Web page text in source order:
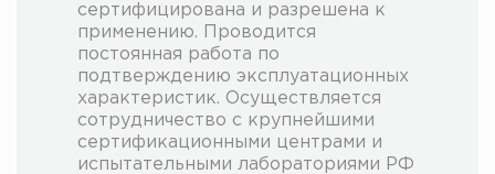
сертифицирована и разрешена к
применению. Проводится
постоянная работа по
подтверждению эксплуатационных
характеристик. Осуществляется
сотрудничество с крупнейшими
сертификационными центрами и
испытательными лабораториями РФ